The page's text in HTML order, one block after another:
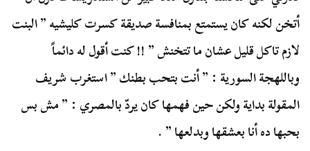
أتخن لكنه كان يستمتع بمنافسة صديقة كسرت كليشيه ” البنت
لازم تاكل قليل عشان ما تتخنش ” !! كنت أقول له دائماً
وباللهجة السورية : ” أنت بتحب بطنك ” استغرب شريف
المقولة بداية ولكن حين فهمها كان يردّ بالمصري : ” مش بس
بحبها ده أنا بعشقها وبدلعها ” .